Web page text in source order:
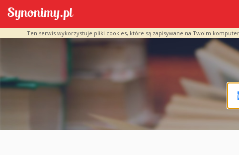
Ten serwis wykorzystuje pliki cookies, które są zapisywane na Twoim